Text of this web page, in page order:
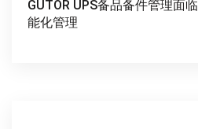
GUTOR UPS备品备件管理面
能化管理